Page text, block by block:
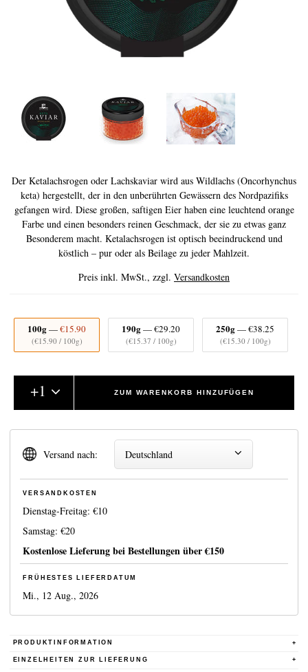
History of Caviar
Tasting Guide
Certification
Weddings
Corporate Events
Der Ketalachsrogen oder Lachskaviar wird aus Wildlachs (Oncorhynchus
keta) hergestellt, der in den unberührten Gewässern des Nordpazifiks
gefangen wird. Diese großen, saftigen Eier haben eine leuchtend orange
Farbe und einen besonders reinen Geschmack, der sie zu etwas ganz
Besonderem macht. Ketalachsrogen ist optisch beeindruckend und
köstlich – pur oder als Beilage zu jeder Mahlzeit.
Preis inkl. MwSt., zzgl. Versandkosten
100g—€15.90
(€15.90/ 100g)
190g—€29.20
(€15.37 / 100g)
250g—€38.25
(€15.30/ 100g)
+1 ZUM WARENKORB HINZUFÜGEN
Versand nach: Deutschland
VERSANDKOSTEN
Dienstag-Freitag:€10
Samstag:€20
Kostenlose Lieferung bei Bestellungen über€150
FRÜHESTES LIEFERDATUM
Mi., 12 Aug., 2026
PRODUKTINFORMATION
EINZELHEITEN ZUR LIEFERUNG